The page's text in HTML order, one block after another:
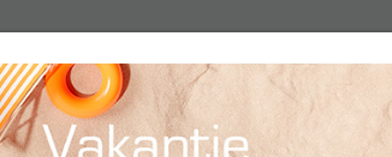
Pro